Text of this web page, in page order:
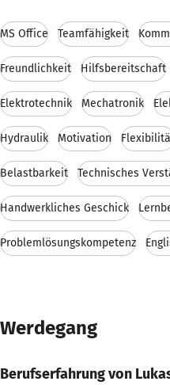
MS Office Teamfähigkeit
Freundlichkeit Hilfsbereitschaft
Elektrotechnik Mechatronik
Hydraulik Motivation
Belastbarkeit Technisches
Handwerkliches Geschick
Problemlösungskompetenz
Werdegang
Berufserfahrung von